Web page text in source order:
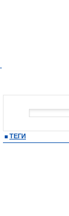
ТЕГИ